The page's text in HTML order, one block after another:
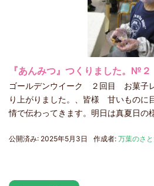
『あんみつ』つくりました。№２
ゴールデンウイーク ２回目 お菓子
り上がりました。、皆様 甘いものに
情で伝わってきます。明日は真夏日の
公開済み: 2025年5月3日 作成者: 万葉のさ